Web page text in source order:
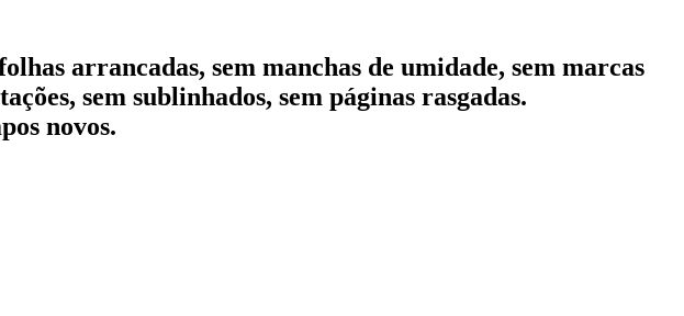
arrancadas, sem manchas de umidade, sem marcas
sem sublinhados, sem páginas rasgadas.
novos.